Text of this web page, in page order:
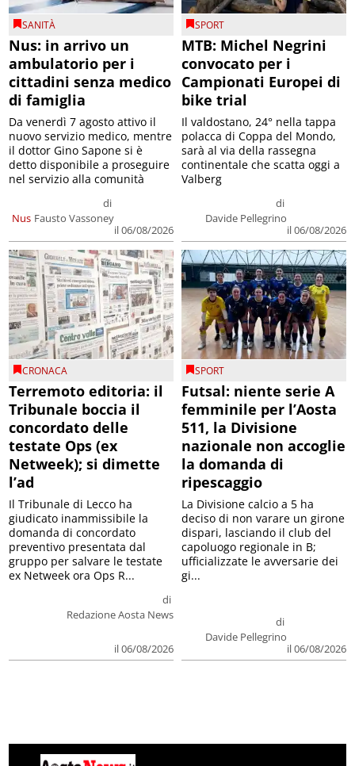
SANITÀ
Nus: in arrivo un
ambulatorio per i
cittadini senza medico
di famiglia
Nus
di
Fausto Vassoney
il 06/08/2026
Da venerdì 7 agosto attivo il
nuovo servizio medico, mentre
il dottor Gino Sapone si è
detto disponibile a proseguire
nel servizio alla comunità
SPORT
MTB: Michel Negrini
convocato per i
Campionati Europei di
bike trial
di
Davide Pellegrino
il 06/08/2026
Il valdostano, 24° nella tappa
polacca di Coppa del Mondo,
sarà al via della rassegna
continentale che scatta oggi a
Valberg
CRONACA
Terremoto editoria: il
Tribunale boccia il
concordato delle
testate Ops (ex
Netweek); si dimette
l’ad
di
Redazione Aosta News
il 06/08/2026
Il Tribunale di Lecco ha
giudicato inammissibile la
domanda di concordato
preventivo presentata dal
gruppo per salvare le testate
ex Netweek ora Ops R...
SPORT
Futsal: niente serie A
femminile per l’Aosta
511, la Divisione
nazionale non accoglie
la domanda di
ripescaggio
di
Davide Pellegrino
il 06/08/2026
La Divisione calcio a 5 ha
deciso di non varare un girone
dispari, lasciando il club del
capoluogo regionale in B;
ufficializzate le avversarie dei
gi...